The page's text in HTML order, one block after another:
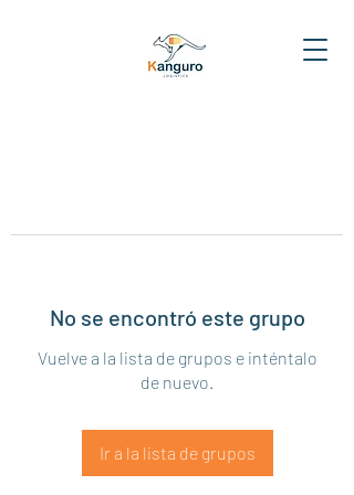
No se encontró este grupo
Vuelve a la lista de grupos e inténtalo
de nuevo.
Ir a la lista de grupos